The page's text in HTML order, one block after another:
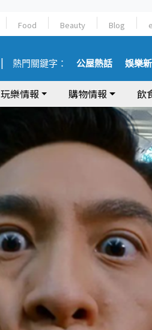
Food Beauty Blog
熱門關鍵字： 公屋熱話 娛樂
玩樂情報 購物情報 飲